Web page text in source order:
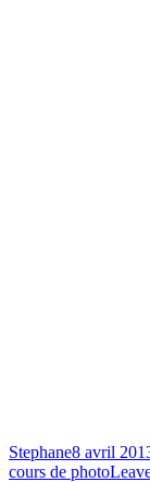
Stephane8 avril
cours de photo